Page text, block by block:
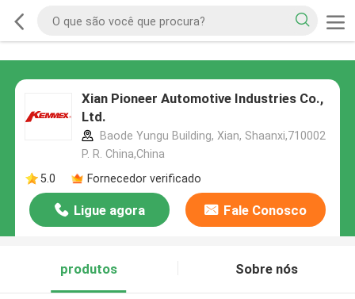
Xian Pioneer Automotive Industries Co.,
Ltd.
Baode Yungu Building, Xian, Shaanxi,710002
P. R. China,China
5.0
Fornecedor verificado
Ligue agora Fale Conosco
produtos Sobre nós